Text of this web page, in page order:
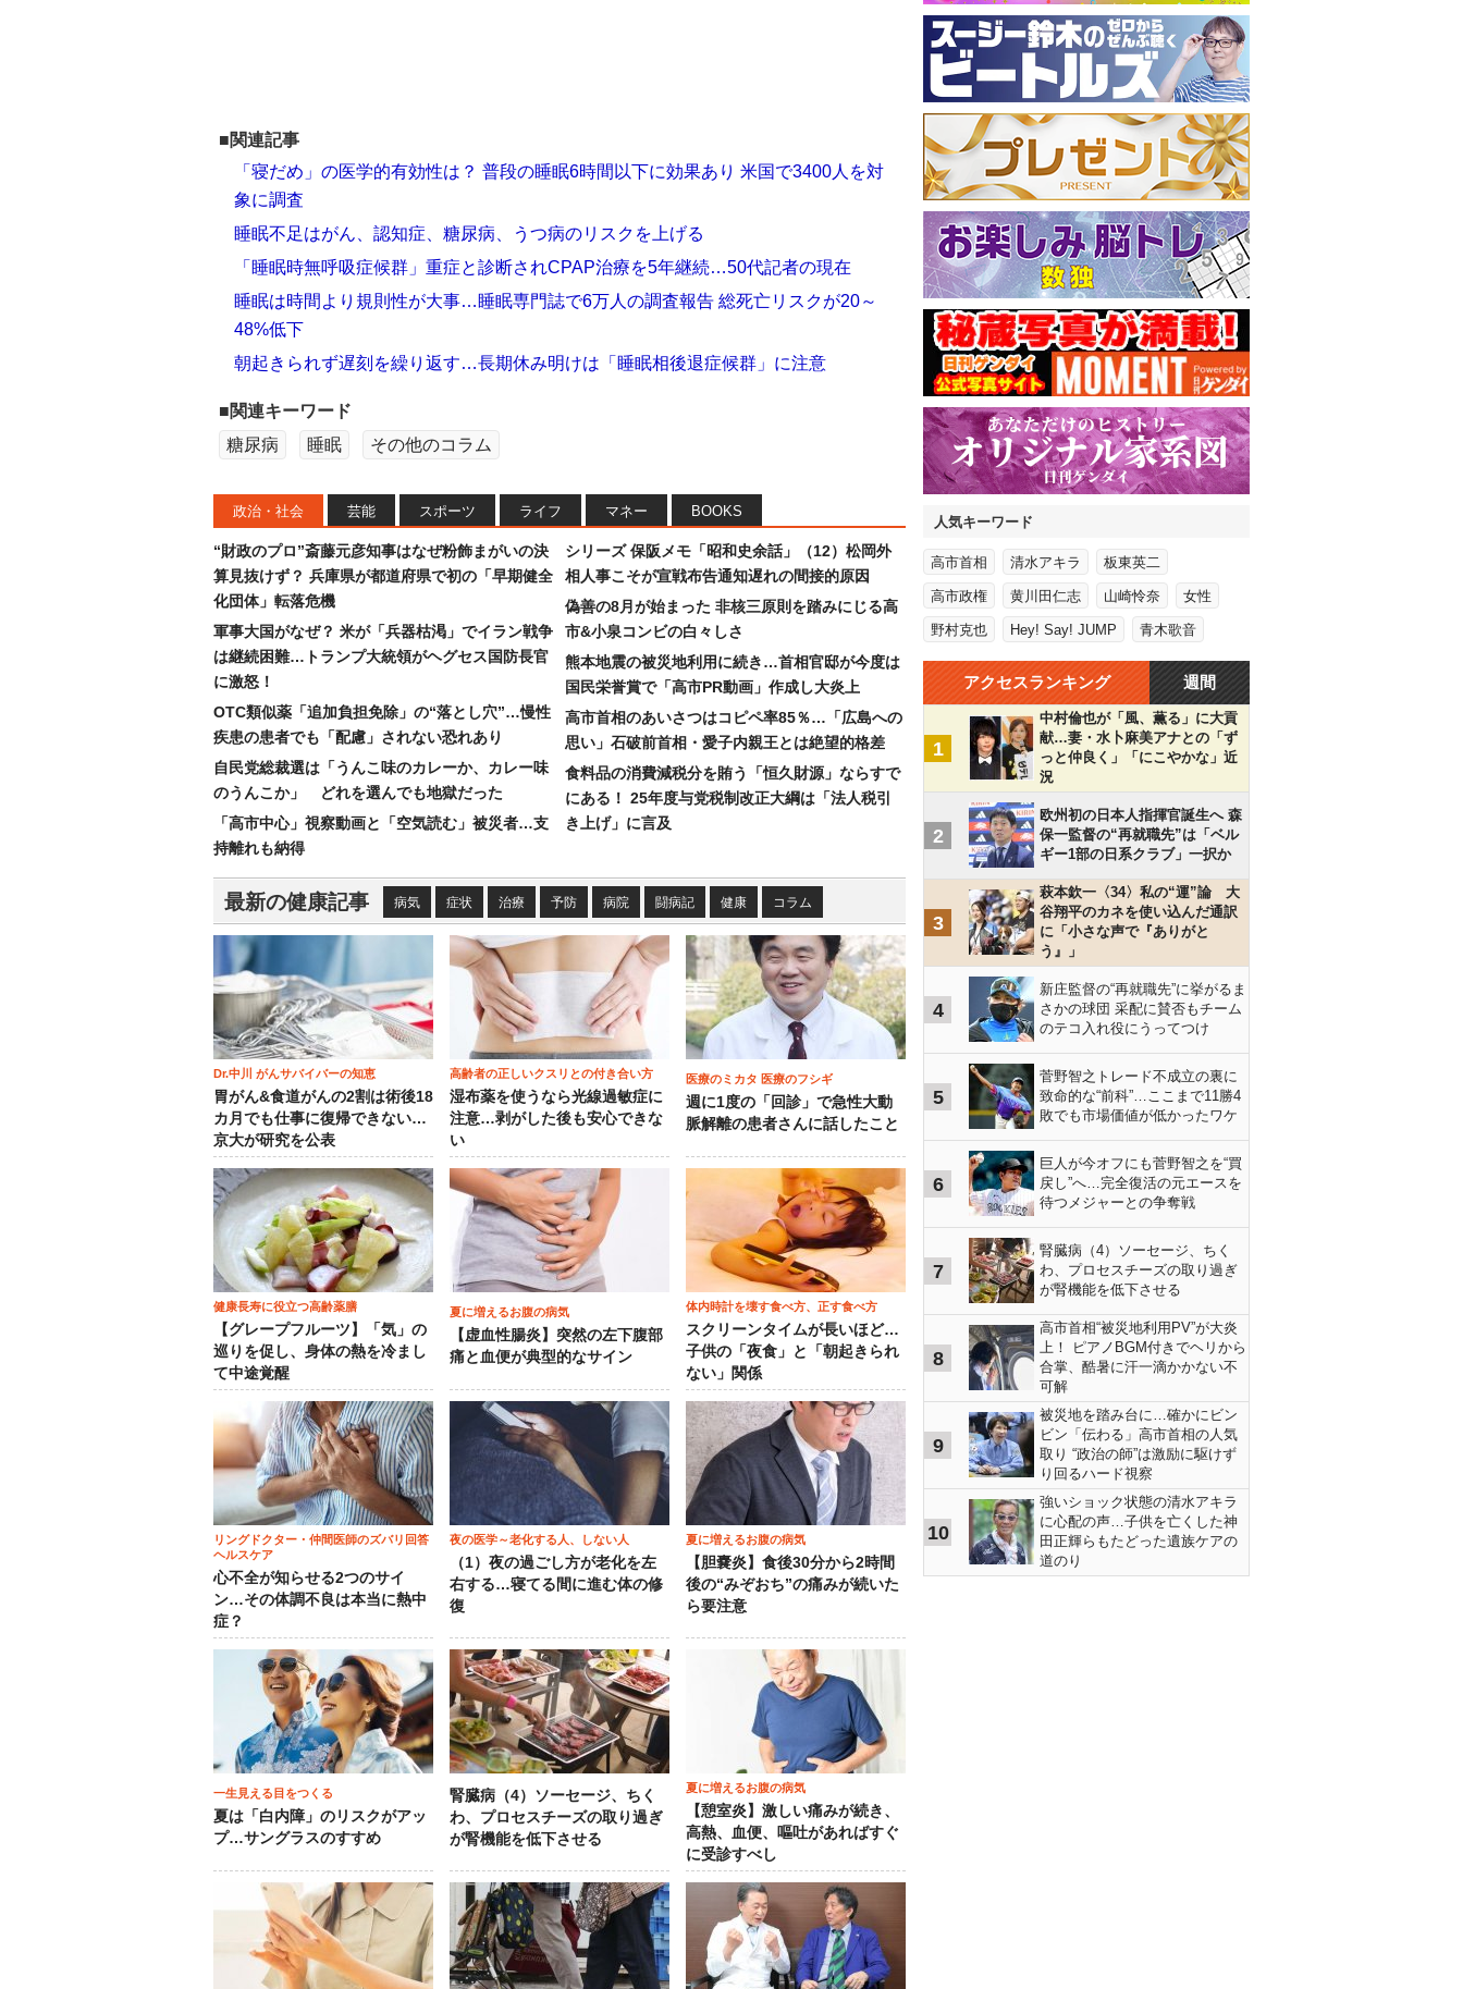
■関連記事
「寝だめ」の医学的有効性は？ 普段の睡眠6時間以下に効果あり 米国で3400人を対
象に調査
睡眠不足はがん、認知症、糖尿病、うつ病のリスクを上げる
「睡眠時無呼吸症候群」重症と診断されCPAP治療を5年継続…50代記者の現在
睡眠は時間より規則性が大事…睡眠専門誌で6万人の調査報告 総死亡リスクが20～
48%低下
朝起きられず遅刻を繰り返す…長期休み明けは「睡眠相後退症候群」に注意
■関連キーワード
糖尿病
睡眠 その他のコラム
政治・社会 芸能 スポーツ ライフ マネー BOOKS
“財政のプロ”斎藤元彦知事はなぜ粉飾まがいの決
算見抜けず？ 兵庫県が都道府県で初の「早期健全
化団体」転落危機
軍事大国がなぜ？ 米が「兵器枯渇」でイラン戦争
は継続困難…トランプ大統領がヘグセス国防長官
に激怒！
OTC類似薬「追加負担免除」の“落とし穴”…慢性
疾患の患者でも「配慮」されない恐れあり
自民党総裁選は「うんこ味のカレーか、カレー味
のうんこか」 どれを選んでも地獄だった
「高市中心」視察動画と「空気読む」被災者…支
持離れも納得
シリーズ 保阪メモ「昭和史余話」（12）松岡外
相人事こそが宣戦布告通知遅れの間接的原因
偽善の8月が始まった 非核三原則を踏みにじる高
市&小泉コンビの白々しさ
熊本地震の被災地利用に続き…首相官邸が今度は
国民栄誉賞で「高市PR動画」作成し大炎上
高市首相のあいさつはコピペ率85％…「広島への
思い」石破前首相・愛子内親王とは絶望的格差
食料品の消費減税分を賄う「恒久財源」ならすで
にある！ 25年度与党税制改正大綱は「法人税引
き上げ」に言及
最新の健康記事 病気 症状 治療 予防 病院 闘病記 健康 コラム
Dr.中川 がんサバイバーの知恵
胃がん&食道がんの2割は術後18
カ月でも仕事に復帰できない…
京大が研究を公表
高齢者の正しいクスリとの付き合い方
湿布薬を使うなら光線過敏症に
注意…剥がした後も安心できな
い
医療のミカタ 医療のフシギ
週に1度の「回診」で急性大動
脈解離の患者さんに話したこと
健康長寿に役立つ高齢薬膳
【グレープフルーツ】「気」の
巡りを促し、身体の熱を冷まし
て中途覚醒
夏に増えるお腹の病気
【虚血性腸炎】突然の左下腹部
痛と血便が典型的なサイン
体内時計を壊す食べ方、正す食べ方
スクリーンタイムが長いほど…
子供の「夜食」と「朝起きられ
ない」関係
リングドクター・仲間医師のズバリ回答
ヘルスケア
心不全が知らせる2つのサイ
ン…その体調不良は本当に熱中
症？
夜の医学～老化する人、しない人
（1）夜の過ごし方が老化を左
右する…寝てる間に進む体の修
復
夏に増えるお腹の病気
【胆嚢炎】食後30分から2時間
後の“みぞおち”の痛みが続いた
ら要注意
一生見える目をつくる
夏は「白内障」のリスクがアッ
プ…サングラスのすすめ
腎臓病（4）ソーセージ、ちく
わ、プロセスチーズの取り過ぎ
が腎機能を低下させる
夏に増えるお腹の病気
【憩室炎】激しい痛みが続き、
高熱、血便、嘔吐があればすぐ
に受診すべし
人気キーワード
高市首相 清水アキラ 板東英二
高市政権 黄川田仁志 山崎怜奈 女性
野村克也 Hey! Say! JUMP 青木歌音
アクセスランキング 週間
1
中村倫也が「風、薫る」に大貢
献…妻・水卜麻美アナとの「ず
っと仲良く」「にこやかな」近
況
2
欧州初の日本人指揮官誕生へ 森
保一監督の“再就職先”は「ベル
ギー1部の日系クラブ」一択か
3
萩本欽一〈34〉私の“運”論 大
谷翔平のカネを使い込んだ通訳
に「小さな声で『ありがと
う』」
4
新庄監督の“再就職先”に挙がるま
さかの球団 采配に賛否もチーム
のテコ入れ役にうってつけ
5
菅野智之トレード不成立の裏に
致命的な“前科”…ここまで11勝4
敗でも市場価値が低かったワケ
6
巨人が今オフにも菅野智之を“買
戻し”へ…完全復活の元エースを
待つメジャーとの争奪戦
7
腎臓病（4）ソーセージ、ちく
わ、プロセスチーズの取り過ぎ
が腎機能を低下させる
8
高市首相“被災地利用PV”が大炎
上！ ピアノBGM付きでヘリから
合掌、酷暑に汗一滴かかない不
可解
9
被災地を踏み台に…確かにビン
ビン「伝わる」高市首相の人気
取り “政治の師”は激励に駆けず
り回るハード視察
10
強いショック状態の清水アキラ
に心配の声…子供を亡くした神
田正輝らもたどった遺族ケアの
道のり